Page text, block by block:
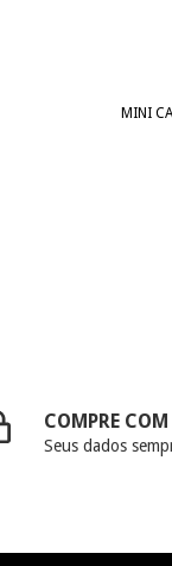
MINI
COMPRE
Seus dados